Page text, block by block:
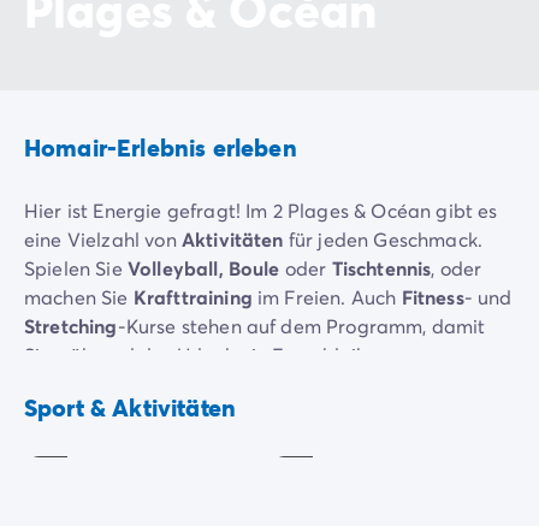
Homair-Erlebnis erleben
Hier ist Energie gefragt! Im 2 Plages & Océan gibt es
eine Vielzahl vonAktivitäten für jeden Geschmack.
Spielen Sie Volleyball, Boule oder Tischtennis, oder
machen Sie Krafttraining im Freien. Auch Fitness- und
Stretching-Kurse stehen auf dem Programm, damit
Sie während des Urlaubs in Form bleiben.
In den Monaten Juli und August bietet unser
Basketball, Handball
Fußball
Sport & Aktivitäten
Stretching